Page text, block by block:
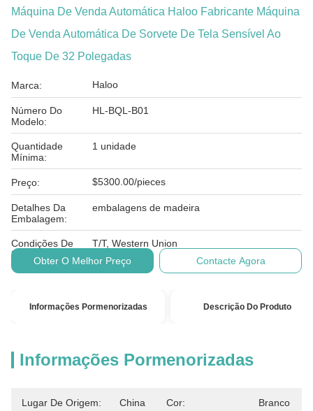
Máquina De Venda Automática Haloo Fabricante Máquina
De Venda Automática De Sorvete De Tela Sensível Ao
Toque De 32 Polegadas
Marca: Haloo
Número Do
Modelo:
HL-BQL-B01
Quantidade
Mínima:
1 unidade
Preço: $5300.00/pieces
Detalhes Da
Embalagem:
embalagens de madeira
Condições De
Pagamento:
T/T, Western Union
Obter O Melhor Preço
Contacte Agora
Informações Pormenorizadas Descrição Do Produto
Informações Pormenorizadas
Lugar De Origem: China Cor: Branco